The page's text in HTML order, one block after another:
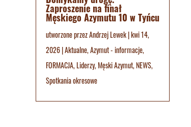
Zaproszenie na finał
Męskiego Azymutu 10 w Tyńcu
utworzone przezAndrzej Lewek|kwi 14,
2026|Aktualne,Azymut - informacje,
FORMACJA,Liderzy,Męski Azymut,NEWS,
Spotkania okresowe